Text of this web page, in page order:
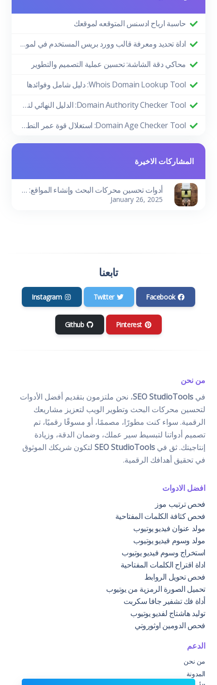
حاسبة ارباح ادسنس المتوقعه لموقعك
اداة تحديد ومعرفة قالب وورد بريس المستخدم في لموقع
محاكي دقة الشاشة: تحسين عملية التصميم والتطوير
Whois Domain Lookup Tool: دليل شامل وفوائدها
Domain Authority Checker Tool: الدليل النهائي لتعزيز أداء موقعك في تحسين محركات البحث
Domain Age Checker Tool: استغلال قوة عمر النطاق لتحقيق نجاح SEO
المشاركات الاخيرة
أدوات تحسين محركات البحث وإنشاء المواقع: دليلك لتحقيق النجاح الرقمي
January 26, 2025
تابعنا
Facebook
Twitter
Instagram
Pinterest
Github
من نحن
في SEO StudioTools، نحن ملتزمون بتقديم أفضل الأدوات
لتحسين محركات البحث وتطوير الويب لتعزيز مشاريعك
الرقمية. سواء كنت مطورًا، مصممًا، أو مسوقًا رقميًا، تم
تصميم أدواتنا لتبسيط سير عملك، وضمان الدقة، وزيادة
إنتاجيتك. ثق في SEO StudioTools لتكون شريكك الموثوق
في تحقيق أهدافك الرقمية.
افضل الادوات
فحص ترتيب موز
فحص كثافة الكلمات المفتاحية
مولد عنوان فيديو يوتيوب
مولد وسوم فيديو يوتيوب
استخراج وسوم فيديو يوتيوب
اداة اقتراح الكلمات المفتاحية
فحص تحويل الروابط
تحميل الصورة الرمزية من يوتيوب
أداة فك تشفير جافا سكربت
توليد هاشتاج لفديو يوتيوب
فحص الدومين اوثوروتي
الدعم
من نحن
المدونة